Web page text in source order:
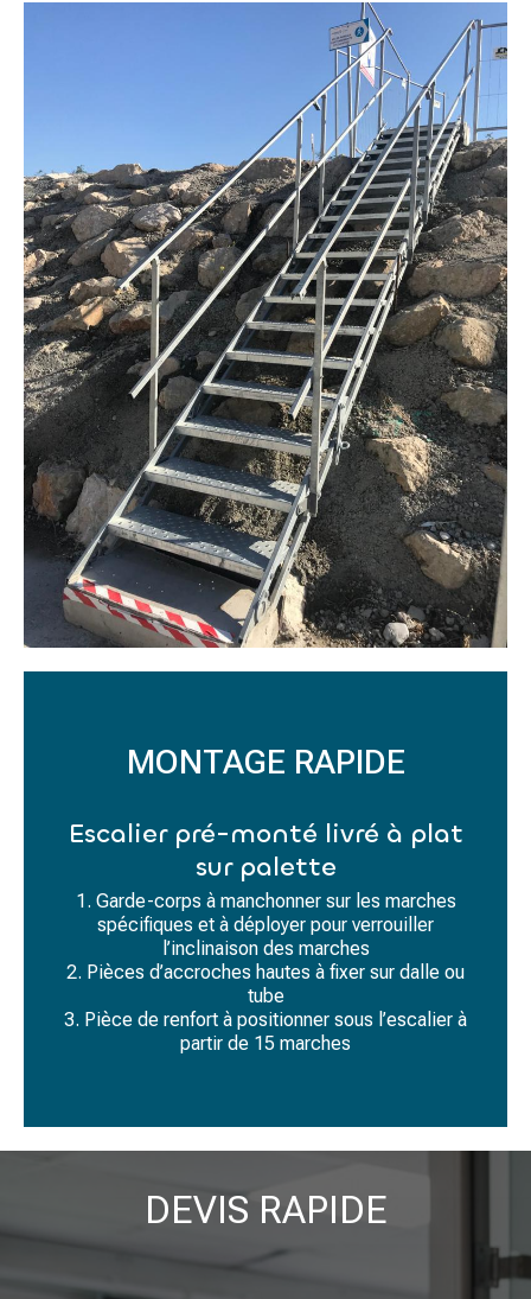
MONTAGE RAPIDE
Escalier pré-monté livré à plat
sur palette
1. Garde-corps à manchonner sur les marches
spécifiques et à déployer pour verrouiller
l’inclinaison des marches
2. Pièces d’accroches hautes à fixer sur dalle ou
tube
3. Pièce de renfort à positionner sous l’escalier à
partir de 15 marches
DEVIS RAPIDE